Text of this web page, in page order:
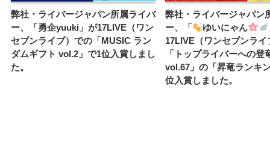
弊社・ライバージャパン所属ライバ
ー、「勇企yuuki」が17LIVE（ワン
セブンライブ）での「MUSIC ラン
ダムギフト vol.2」で1位入賞しまし
た。
弊社・ライバージャパン
ー、「
ゆいにゃん
17LIVE（ワンセブンライ
「トップライバーへの登
vol.67」の「昇竜ランキ
位入賞しました。